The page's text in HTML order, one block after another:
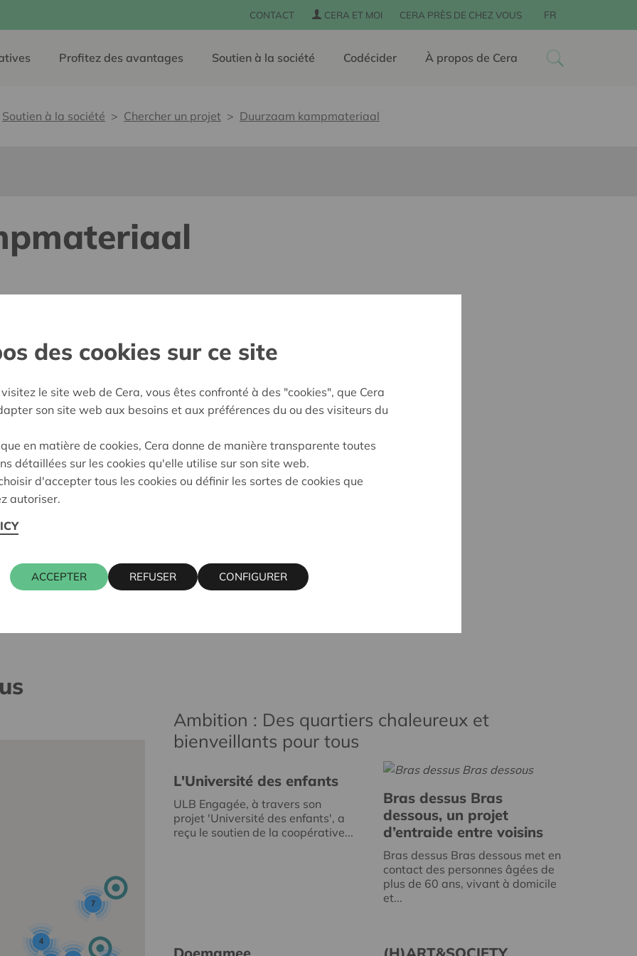
CONTACT CERA ET MOI CERA PRÈS DE CHEZ VOUS FR
Profitez des avantages Soutien à la société Codécider À propos de Cera
Soutien à la société Chercher un projet Duurzaam kampmateriaal
pour tous
Approuvé
7
4
Ambition : Des quartiers chaleureux et
bienveillants pour tous
L'Université des enfants
ULB Engagée, à travers son
projet 'Université des enfants', a
reçu le soutien de la coopérative...
Bras dessus Bras
dessous, un projet
d’entraide entre voisins
Bras dessus Bras dessous met en
contact des personnes âgées de
plus de 60 ans, vivant à domicile
et...
des cookies sur ce site
le site web de Cera, vous êtes confronté à des "cookies", que Cera
son site web aux besoins et aux préférences du ou des visiteurs du
en matière de cookies, Cera donne de manière transparente toutes
détaillées sur les cookies qu'elle utilise sur son site web.
d'accepter tous les cookies ou définir les sortes de cookies que
autoriser.
ACCEPTER REFUSER CONFIGURER